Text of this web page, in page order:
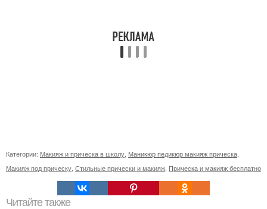
Категории: Макияж и прическа в школу Маникюр педикюр макияж прическа
Макияж под прическу Стильные прически и макияж Прическа и макияж бесплатно
Читайте также